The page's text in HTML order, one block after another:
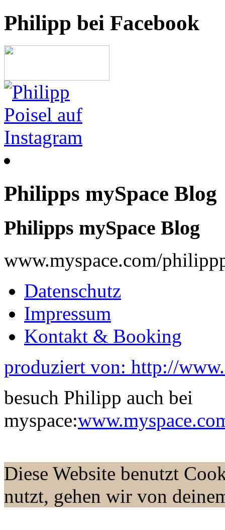
Philipp bei Facebook
Philipps mySpace Blog
Philipps mySpace Blog
www.myspace.com/
Datenschutz
Impressum
Kontakt & Booking
produziert von: http://
besuch Philipp auch bei
myspace:
Diese Website benutzt
nutzt, gehen wir von